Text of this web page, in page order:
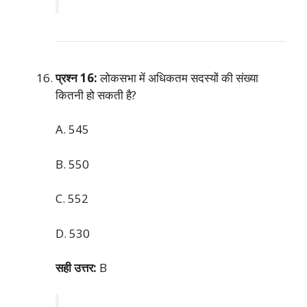
प्रश्न 16:लोकसभा में अधिकतम सदस्यों की संख्या
कितनी हो सकती है?
A. 545
B. 550
C. 552
D. 530
सही उत्तर: B